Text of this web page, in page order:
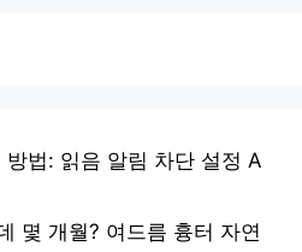
법: 읽음 알림 차단 설정 A
몇 개월? 여드름 흉터 자연